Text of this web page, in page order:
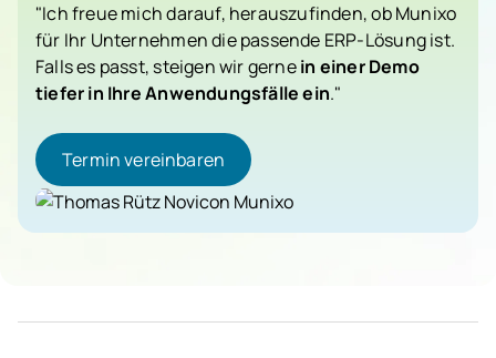
"Ich freue mich darauf, herauszufinden, ob Munixo
für Ihr Unternehmen die passende ERP-Lösung ist.
Falls es passt, steigen wir gernein einer Demo
tiefer in Ihre Anwendungsfälle ein."
Termin vereinbaren
Termin vereinbaren